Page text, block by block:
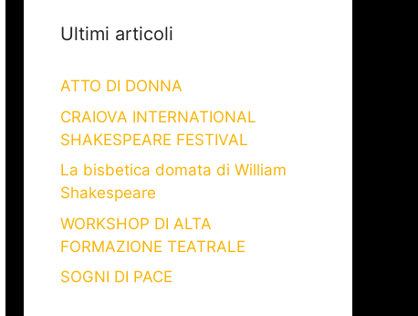
Ultimi articoli
ATTO DI DONNA
CRAIOVA INTERNATIONAL
SHAKESPEARE FESTIVAL
La bisbetica domata di William
Shakespeare
WORKSHOP DI ALTA
FORMAZIONE TEATRALE
SOGNI DI PACE